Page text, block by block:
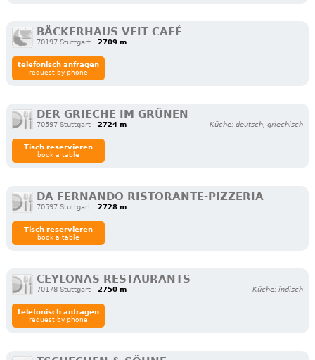
BÄCKERHAUS VEIT CAFÉ
70197 Stuttgart 2709 m
telefonisch anfragen
request by phone
DER GRIECHE IM GRÜNEN
70597 Stuttgart 2724 m Küche: deutsch, griechisch
Tisch reservieren
book a table
DA FERNANDO RISTORANTE-PIZZERIA
70597 Stuttgart 2728 m
Tisch reservieren
book a table
CEYLONAS RESTAURANTS
70178 Stuttgart 2750 m Küche: indisch
telefonisch anfragen
request by phone